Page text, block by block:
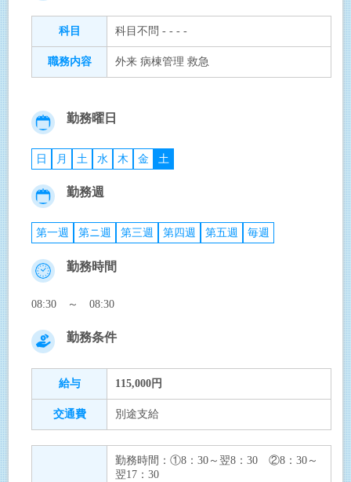
科目 科目不問 - - - -
職務内容 外来 病棟管理 救急
勤務曜日
日 月 土 水 木 金 土
勤務週
第一週 第ニ週 第三週 第四週 第五週 毎週
勤務時間
08:30 ～ 08:30
勤務条件
給与 115,000円
交通費 別途支給
勤務時間：①8：30～翌8：30 ②8：30～
翌17：30